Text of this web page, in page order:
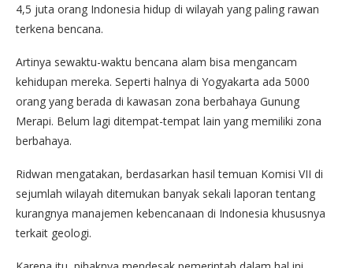
4,5 juta orang Indonesia hidup di wilayah yang paling rawan
terkena bencana.
Artinya sewaktu-waktu bencana alam bisa mengancam
kehidupan mereka. Seperti halnya di Yogyakarta ada 5000
orang yang berada di kawasan zona berbahaya Gunung
Merapi. Belum lagi ditempat-tempat lain yang memiliki zona
berbahaya.
Ridwan mengatakan, berdasarkan hasil temuan Komisi VII di
sejumlah wilayah ditemukan banyak sekali laporan tentang
kurangnya manajemen kebencanaan di Indonesia khususnya
terkait geologi.